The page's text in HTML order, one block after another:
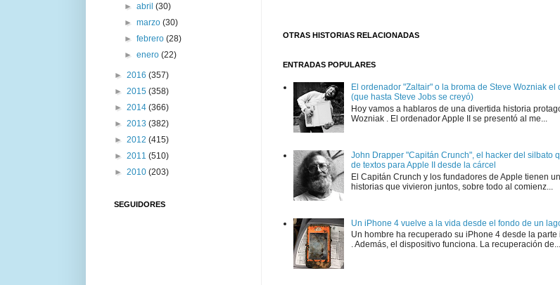
OTRAS HISTORIAS RELACIONADAS
ENTRADAS POPULARES
El ordenador "Zaltair" o la broma de Steve Wozniak el
(que hasta Steve Jobs se creyó)
Hoy vamos a hablaros de una divertida historia
Wozniak . El ordenador Apple II se presentó al me...
John Drapper "Capitán Crunch", el hacker del silbato
de textos para Apple II desde la cárcel
El Capitán Crunch y los fundadores de Apple tienen
historias que vivieron juntos, sobre todo al comienz...
Un iPhone 4 vuelve a la vida desde el fondo de un
Un hombre ha recuperado su iPhone 4 desde la
. Además, el dispositivo funciona. La recuperación de...
►abril(30)
►marzo(30)
►febrero(28)
►enero(22)
► 2016 (357)
► 2015 (358)
► 2014 (366)
► 2013 (382)
► 2012 (415)
► 2011 (510)
► 2010 (203)
SEGUIDORES